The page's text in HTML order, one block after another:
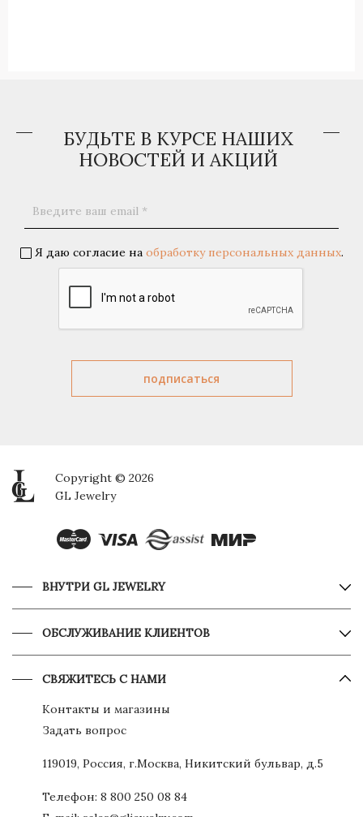
БУДЬТЕ В КУРСЕ НАШИХ
НОВОСТЕЙ И АКЦИЙ
Я даю согласие на обработку персональных данных.
Copyright © 2026
GL Jewelry
ВНУТРИ GL JEWELRY
ОБСЛУЖИВАНИЕ КЛИЕНТОВ
СВЯЖИТЕСЬ С НАМИ
Контакты и магазины
Задать вопрос
119019, Россия, г.Москва, Никитский бульвар, д.5
Телефон: 8 800 250 08 84